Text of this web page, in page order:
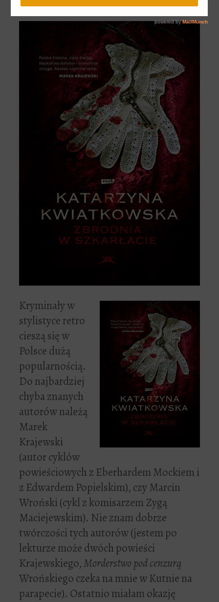
Kryminały w
stylistyce retro
cieszą się w
Polsce dużą
popularnością.
Do najbardziej
chyba znanych
autorów należą
Marek
Krajewski
(autor cyklów
powieściowych z Eberhardem Mockiem i
z Edwardem Popielskim), czy Marcin
Wroński (cykl z komisarzem Zygą
Maciejewskim). Nie znam dobrze
twórczości tych autorów (jestem po
lekturze może dwóch powieści
Krajewskiego,Morderstwo pod cenzurą
Wrońskiego czeka na mnie w Kutnie na
parapecie). Ostatnio miałam okazję